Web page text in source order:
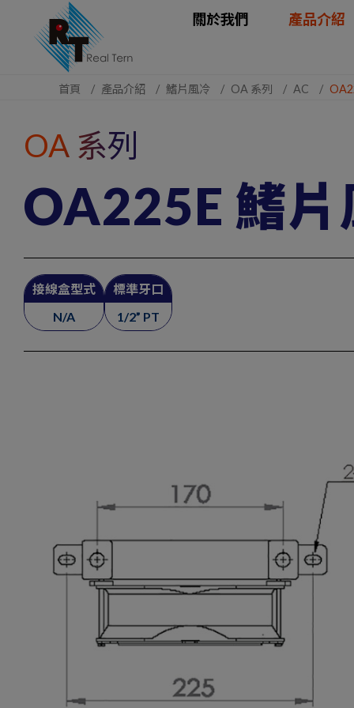
關於我們 產品介紹
首頁 產品介紹 鰭片風冷 OA 系列 AC
OA 系列
OA225E 鰭片
接線盒型式
N/A
標準牙口
1/2” PT
Cookie管理面板